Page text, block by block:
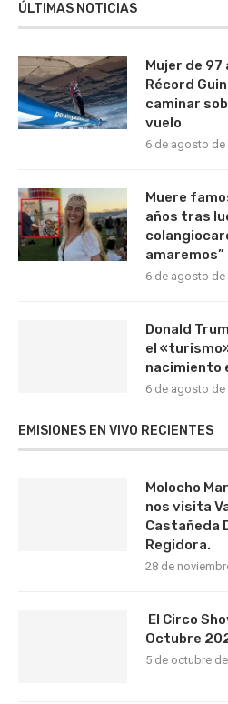
ÚLTIMAS NOTICIAS
Mujer de
Récord
caminar
vuelo
6 de agosto de
Muere
años tras
amaremos”
6 de agosto de
Donald
el
nacimiento
6 de agosto de
EMISIONES EN VIVO RECIENTES
Molocho
nos visita
Castañeda
Regidora.
28 de
El Circo
Octubre
5 de octubre